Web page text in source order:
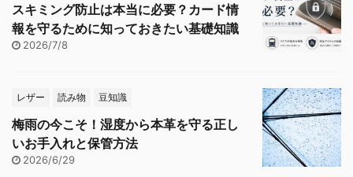
スキミング防止は本当に必要？カード情
報を守るために知っておきたい基礎知識
2026/7/8
レザー 読み物 豆知識
梅雨の今こそ！湿度から本革を守る正し
いお手入れと保管方法
2026/6/29